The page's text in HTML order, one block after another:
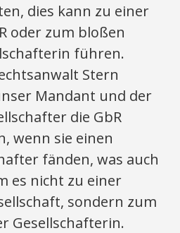
dies kann zu einer
oder zum bloßen
führen.
Stern
Mandant und der
die GbR
wenn sie einen
fänden, was auch
es nicht zu einer
sondern zum
Gesellschafterin.